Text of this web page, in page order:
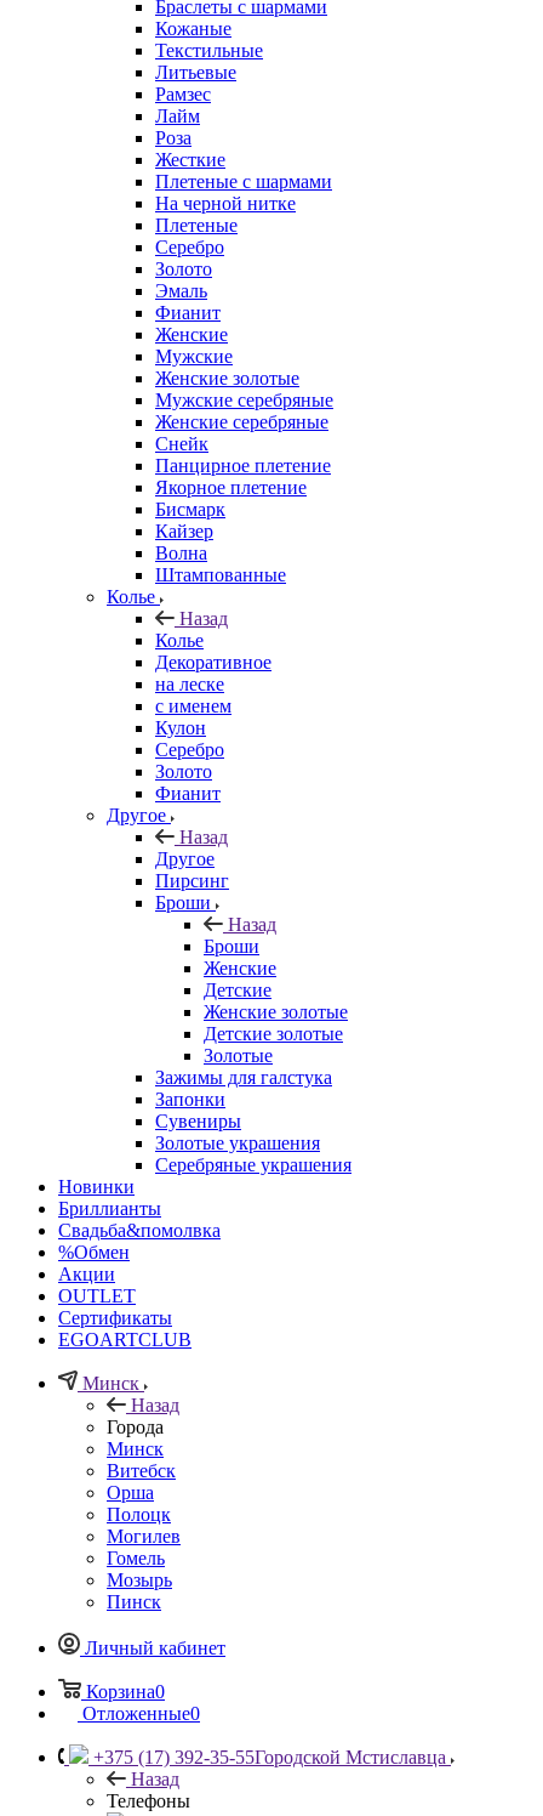
Браслеты с шармами
Кожаные
Текстильные
Литьевые
Рамзес
Лайм
Роза
Жесткие
Плетеные с шармами
На черной нитке
Плетеные
Серебро
Золото
Эмаль
Фианит
Женские
Мужские
Женские золотые
Мужские серебряные
Женские серебряные
Снейк
Панцирное плетение
Якорное плетение
Бисмарк
Кайзер
Волна
Штампованные
Колье
Назад
Колье
Декоративное
на леске
с именем
Кулон
Серебро
Золото
Фианит
Другое
Назад
Другое
Пирсинг
Броши
Назад
Броши
Женские
Детские
Женские золотые
Детские золотые
Золотые
Зажимы для галстука
Запонки
Сувениры
Золотые украшения
Серебряные украшения
Новинки
Бриллианты
Свадьба&помолвка
%Обмен
Акции
OUTLET
Сертификаты
EGOARTCLUB
Минск
Назад
Города
Минск
Витебск
Орша
Полоцк
Могилев
Гомель
Мозырь
Пинск
Личный кабинет
Корзина0
Отложенные0
+375 (17) 392-35-55Городской Мстиславца
Назад
Телефоны